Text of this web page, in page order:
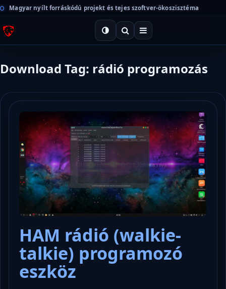
Magyar nyílt forráskódú projekt és tejes szoftver-ökoszisztéma
Download Tag: rádió programozás
HAM rádió (walkie-
talkie) programozó
eszköz